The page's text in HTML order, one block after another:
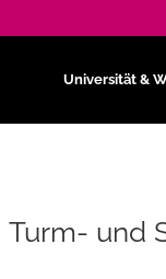
Universität &
Turm- und